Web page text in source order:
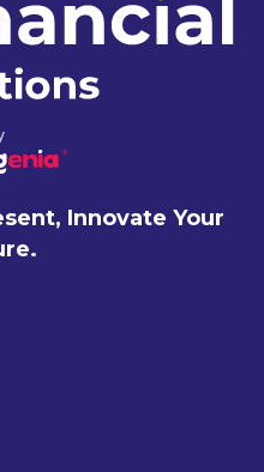
Innovate Your